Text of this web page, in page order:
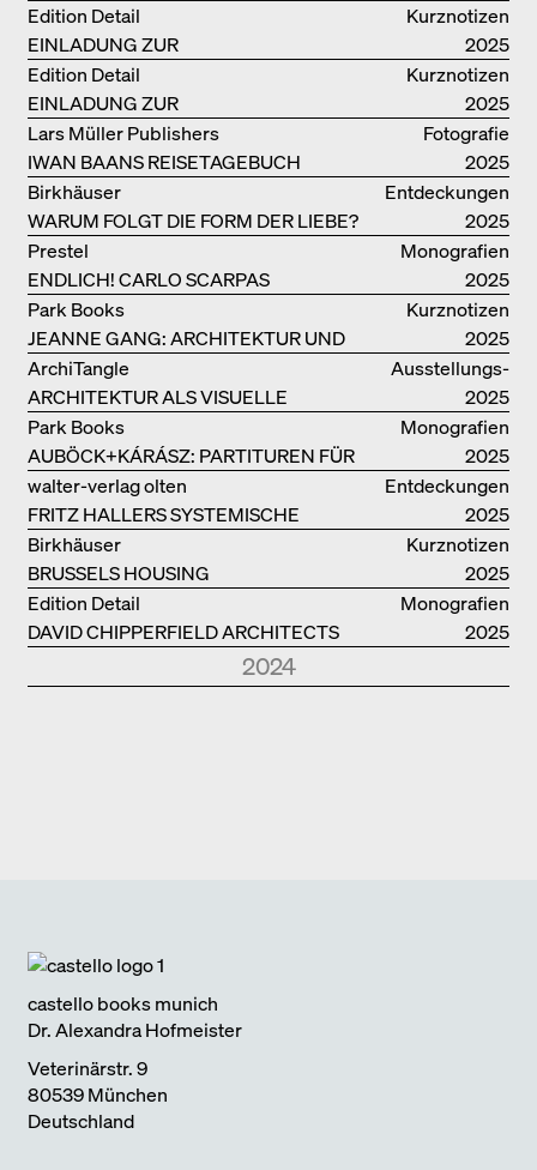
Kurznotizen
EINLADUNG ZUR
BUCHVORSTELLUNG
Edition Detail
2025
Kurznotizen
EINLADUNG ZUR
BUCHPRÄSENTATION IM
BREGENZERWALD
Edition Detail
2025
Fotografie
IWAN BAANS REISETAGEBUCH
Lars Müller Publishers
2025
Entdeckungen
WARUM FOLGT DIE FORM DER LIEBE?
Birkhäuser
2025
Monografien
ENDLICH! CARLO SCARPAS
GESAMTWERK
Prestel
2025
Kurznotizen
JEANNE GANG: ARCHITEKTUR UND
DIE KUNST DES PFROPFENS
Park Books
2025
Ausstellungs­
kataloge
ARCHITEKTUR ALS VISUELLE
INVESTIGATION
ArchiTangle
2025
Monografien
AUBÖCK+KÁRÁSZ: PARTITUREN FÜR
OFFENE RÄUME
Park Books
2025
Entdeckungen
FRITZ HALLERS SYSTEMISCHE
STADTUTOPIE
walter-verlag olten
2025
Kurznotizen
BRUSSELS HOUSING
Birkhäuser
2025
Monografien
DAVID CHIPPERFIELD ARCHITECTS
Edition Detail
2025
2024
ARCHITEKTUR UND KLIMAWANDEL
castello books munich
Dr. Alexandra Hofmeister
Veterinärstr. 9
80539 München
Deutschland